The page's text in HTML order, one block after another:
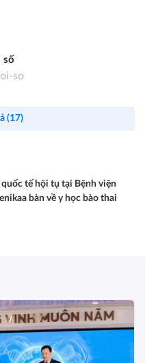
số
so
(17)
quốc tế hội tụ tại Bệnh viện
bàn về y học bào thai